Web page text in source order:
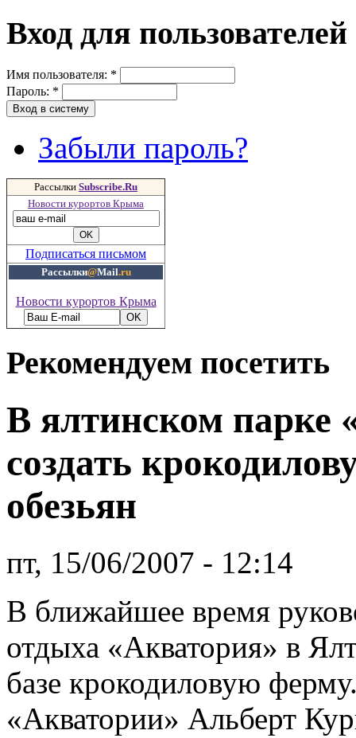
Вход для пользователей
Имя пользователя: *
Пароль: *
Забыли пароль?
Рассылки Subscribe.Ru
Новости курортов Крыма
Подписаться письмом
Рассылки@Mail.ru
Новости курортов Крыма
Рекомендуем посетить
В ялтинском парке
создать
обезьян
пт, 15/06/2007 - 12:14
В ближайшее время
отдыха «Акватория» в
базе крокодиловую
«Акватории» Альберт